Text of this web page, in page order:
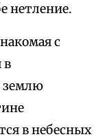
нетление.
с
в
землю
в небесных